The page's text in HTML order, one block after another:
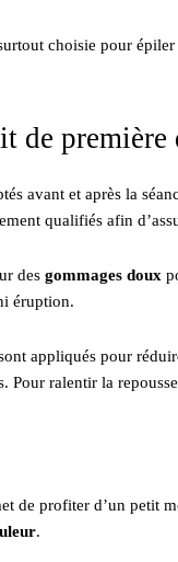
choisie pour
de première
avant et après la
qualifiés afin
des gommages doux
éruption.
appliqués pour
Pour ralentir la
de profiter d’un petit
.